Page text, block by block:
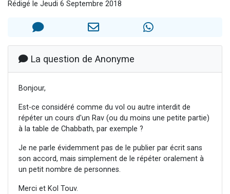
Eva vient de donner son Maasser
Eli vient de donner son Maasser
Rédigé le Jeudi 6 Septembre 2018
La question de Anonyme
Bonjour,
Est-ce considéré comme du vol ou autre interdit de
répéter un cours d'un Rav (ou du moins une petite partie)
à la table de Chabbath, par exemple ?
Je ne parle évidemment pas de le publier par écrit sans
son accord, mais simplement de le répéter oralement à
un petit nombre de personnes.
Merci et Kol Touv.